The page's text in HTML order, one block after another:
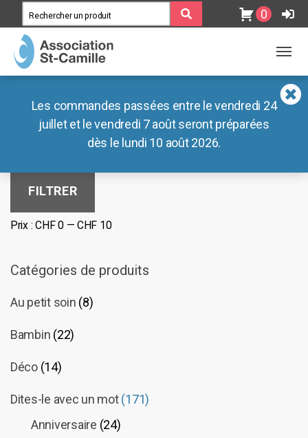
Les commandes passées entre le vendredi 24
juillet et le vendredi 7 août seront préparées
dès le lundi 10 août 2026.
0
MENU
Ateliers
Café des Préalpes
MENU
Documents
Nos liens externes
Filtrer par tarif
min
max
FILTRER
Prix :CHF 0— CHF 10
Catégories de produits
Au petit soin (8)
Bambin (22)
Déco (14)
Dites-le avec un mot (171)
Anniversaire (24)